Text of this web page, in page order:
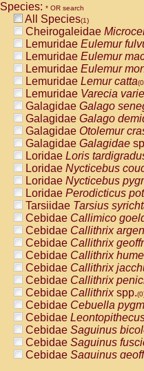
Species: * OR search
All Species(1)
Cheirogaleidae
Lemuridae Eulemur
Lemuridae Eulemur
Lemuridae Eulemur
Lemuridae Lemur catta
Lemuridae Varecia
Galagidae Galago
Galagidae Galago
Galagidae Otolemur
Galagidae Galagidae
Loridae Loris
Loridae Nycticebus
Loridae Nycticebus
Loridae Perodicticus
Tarsiidae Tarsius
Cebidae Callimico
Cebidae Callithrix
Cebidae Callithrix
Cebidae Callithrix
Cebidae Callithrix
Cebidae Callithrix
Cebidae Callithrixspp.
Cebidae Cebuella
Cebidae
Cebidae Saguinus
Cebidae Saguinus
Cebidae Saguinus